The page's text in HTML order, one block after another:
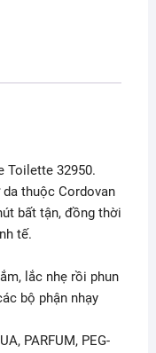
Toilette 32950.
thuộc Cordovan
bất tận, đồng thời
tế.
lắc nhẹ rồi phun
bộ phận nhạy
PARFUM, PEG-